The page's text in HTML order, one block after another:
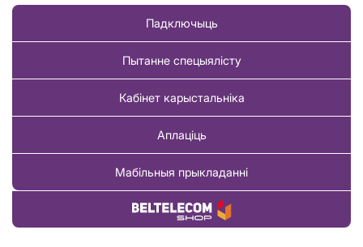
Падключыць
Пытанне спецыялісту
Кабінет карыстальніка
Аплаціць
Мабільныя прыкладанні
Купіць тавар